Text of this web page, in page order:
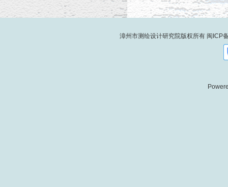
漳州市测绘设计研究院版权所有 闽ICP